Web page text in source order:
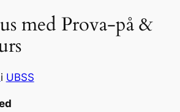
med Prova-på &
i UBSS